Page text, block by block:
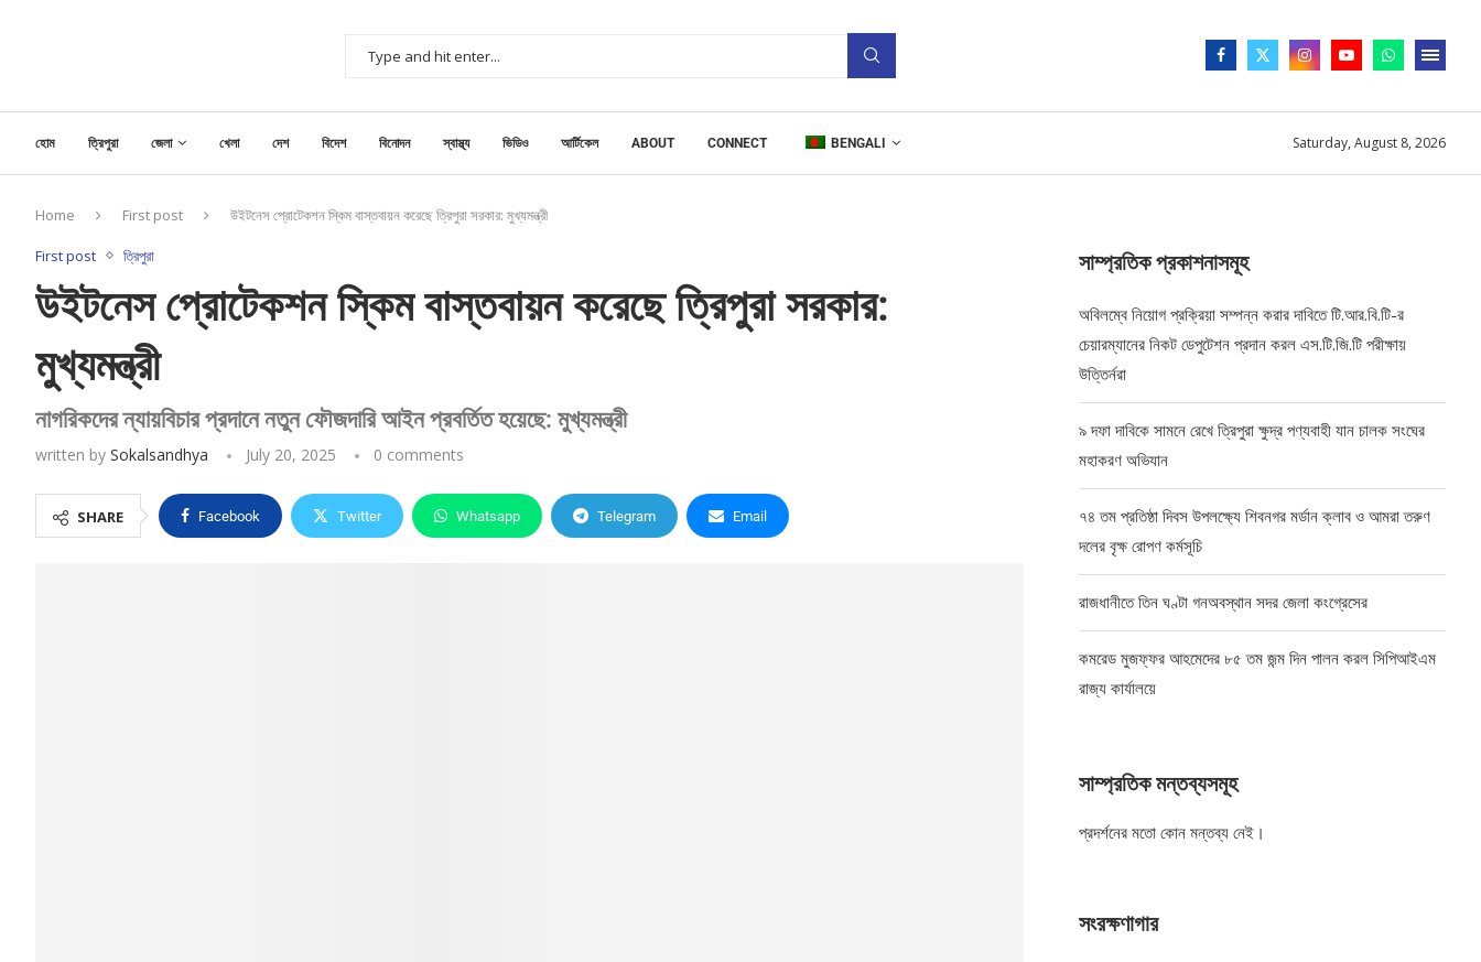
হোম ত্রিপুরা জেলা খেলা দেশ বিদেশ বিনোদন স্বাস্থ্য ভিডিও আর্টিকেল ABOUT CONNECT BENGALI Saturday, August 8, 2026
Home First post উইটনেস প্রোটেকশন স্কিম বাস্তবায়ন করেছে ত্রিপুরা সরকার: মুখ্যমন্ত্রী
First post ত্রিপুরা
উইটনেস প্রোটেকশন স্কিম বাস্তবায়ন করেছে ত্রিপুরা সরকার:
মুখ্যমন্ত্রী
নাগরিকদের ন্যায়বিচার প্রদানে নতুন ফৌজদারি আইন প্রবর্তিত হয়েছে: মুখ্যমন্ত্রী
written by Sokalsandhya July 20, 2025 0 comments
SHARE Facebook Twitter Whatsapp Telegram Email
সাম্প্রতিক প্রকাশনাসমূহ
অবিলম্বে নিয়োগ প্রক্রিয়া সম্পন্ন করার দাবিতে টি.আর.বি.টি-র
চেয়ারম্যানের নিকট ডেপুটেশন প্রদান করল এস.টি.জি.টি পরীক্ষায়
উত্তির্নরা
৯ দফা দাবিকে সামনে রেখে ত্রিপুরা ক্ষুদ্র পণ্যবাহী যান চালক সংঘের
মহাকরণ অভিযান
৭৪ তম প্রতিষ্ঠা দিবস উপলক্ষ্যে শিবনগর মর্ডান ক্লাব ও আমরা তরুণ
দলের বৃক্ষ রোপণ কর্মসূচি
রাজধানীতে তিন ঘণ্টা গনঅবস্থান সদর জেলা কংগ্রেসের
কমরেড মুজফ্ফর আহমেদের ৮৫ তম জন্ম দিন পালন করল সিপিআইএম
রাজ্য কার্যালয়ে
সাম্প্রতিক মন্তব্যসমূহ
প্রদর্শনের মতো কোন মন্তব্য নেই।
সংরক্ষণাগার